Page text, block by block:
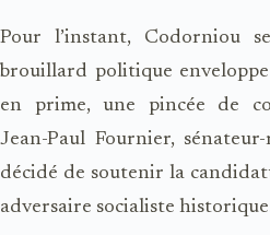
Pour l’instant, Codorniou
brouillard politique
en prime, une pincée de
Jean-Paul Fournier,
décidé de soutenir la
adversaire socialiste